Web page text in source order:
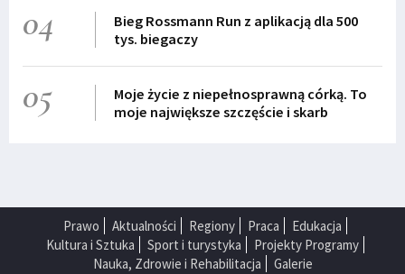
04
Bieg Rossmann Run z aplikacją dla 500
tys. biegaczy
05
Moje życie z niepełnosprawną córką. To
moje największe szczęście i skarb
Prawo Aktualności Regiony Praca
Edukacja
Kultura i Sztuka
Sport i turystyka
Projekty Programy
Nauka, Zdrowie i Rehabilitacja
Galerie